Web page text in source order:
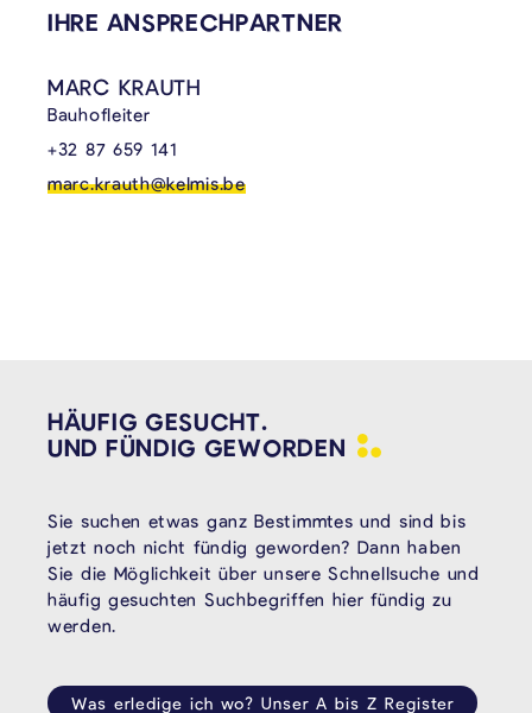
VERKNÜPFTE INHALTE
IHRE ANSPRECHPARTNER
MARC KRAUTH
Bauhofleiter
+32 87 659 141
marc.krauth@kelmis.be
HÄUFIG GESUCHT.
UND FÜNDIG GEWORDEN
Sie suchen etwas ganz Bestimmtes und sind bis
jetzt noch nicht fündig geworden? Dann haben
Sie die Möglichkeit über unsere Schnellsuche und
häufig gesuchten Suchbegriffen hier fündig zu
werden.
Was erledige ich wo? Unser A bis Z Register